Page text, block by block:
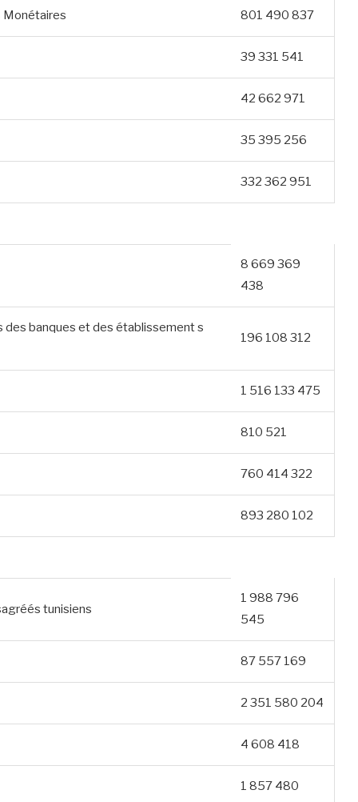
Monétaires 801 490 837
39 331 541
42 662 971
35 395 256
332 362 951
8 669 369
438
des banques et des établissement s
196 108 312
1 516 133 475
810 521
760 414 322
893 280 102
tunisiens
1 988 796
545
87 557 169
2 351 580 204
4 608 418
1 857 480